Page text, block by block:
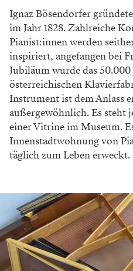
Ignaz Bösendorfer
im Jahr 1828. Zahlreiche
Pianist:innen werden
inspiriert, angefangen bei
Jubiläum wurde das
österreichischen
Instrument ist dem Anlass
außergewöhnlich. Es steht
einer Vitrine im Museum.
Innenstadtwohnung von
täglich zum Leben erweckt.